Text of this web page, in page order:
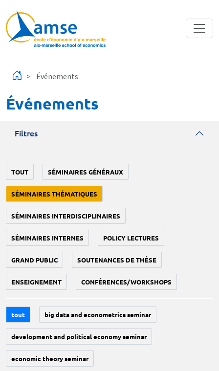
Événements
Événements
Filtres
TOUT SÉMINAIRES GÉNÉRAUX
SÉMINAIRES THÉMATIQUES
SÉMINAIRES INTERDISCIPLINAIRES
SÉMINAIRES INTERNES POLICY LECTURES
GRAND PUBLIC SOUTENANCES DE THÈSE
ENSEIGNEMENT CONFÉRENCES/WORKSHOPS
tout big data and econometrics seminar
development and political economy seminar
economic theory seminar